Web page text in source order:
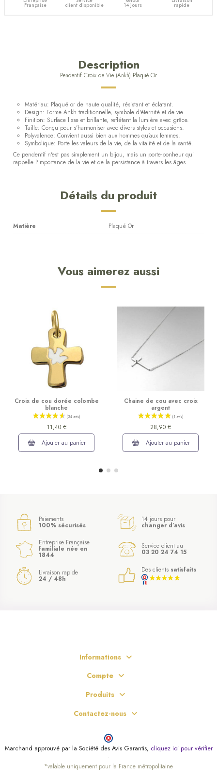
Française client disponible 14 jours rapide
Description
Pendentif Croix de Vie (Ankh) Plaqué Or
Matériau: Plaqué or de haute qualité, résistant et éclatant.
Design: Forme Ankh traditionnelle, symbole d'éternité et de vie.
Finition: Surface lisse et brillante, reflétant la lumière avec grâce.
Taille: Conçu pour s'harmoniser avec divers styles et occasions.
Polyvalence: Convient aussi bien aux hommes qu'aux femmes.
Symbolique: Porte les valeurs de la vie, de la vitalité et de la santé.
Ce pendentif n'est pas simplement un bijou, mais un porte-bonheur qui
rappelle l'importance de la vie et de la persistance à travers les âges.
Détails du produit
Matière Plaqué Or
Vous aimerez aussi
Croix de cou dorée colombe
blanche
11,40 €
Ajouter au panier
Chaine de cou avec croix
argent
28,90 €
Ajouter au panier
Paiements
100% sécurisés
14 jours pour
changer d’avis
Entreprise Française
familiale née en
1844
Service client au
03 20 24 74 15
Livraison rapide
24 / 48h
Des clients satisfaits
Informations
Compte
Produits
Contactez-nous
Marchand approuvé par la Société des Avis Garantis, cliquez ici pour vérifier
.
*valable uniquement pour la France métropolitaine